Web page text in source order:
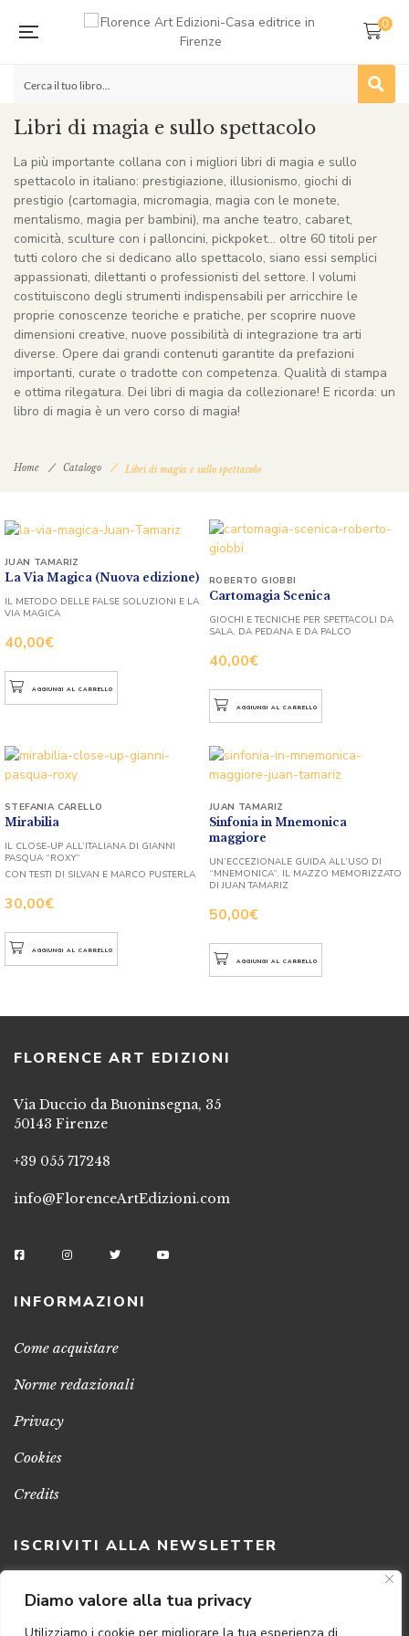
Diamo valore alla tua privacy
0
Libri di magia e sullo spettacolo
La più importante collana con i migliori libri di magia e sullo
spettacolo in italiano: prestigiazione, illusionismo, giochi di
prestigio (cartomagia, micromagia, magia con le monete,
mentalismo, magia per bambini), ma anche teatro, cabaret,
comicità, sculture con i palloncini, pickpoket… oltre 60 titoli per
tutti coloro che si dedicano allo spettacolo, siano essi semplici
appassionati, dilettanti o professionisti del settore. I volumi
costituiscono degli strumenti indispensabili per arricchire le
proprie conoscenze teoriche e pratiche, per scoprire nuove
dimensioni creative, nuove possibilità di integrazione tra arti
diverse. Opere dai grandi contenuti garantite da prefazioni
importanti, curate o tradotte con competenza. Qualità di stampa
e ottima rilegatura. Dei libri di magia da collezionare! E ricorda: un
libro di magia è un vero corso di magia!
Home Catalogo Libri di magia e sullo spettacolo
La Via Magica (Nuova edizione)
40,00€
JUAN TAMARIZ
IL METODO DELLE FALSE SOLUZIONI E LA
VIA MAGICA
AGGIUNGI AL CARRELLO
Cartomagia Scenica
40,00€
ROBERTO GIOBBI
GIOCHI E TECNICHE PER SPETTACOLI DA
SALA, DA PEDANA E DA PALCO
AGGIUNGI AL CARRELLO
Mirabilia
30,00€
STEFANIA CARELLO
IL CLOSE-UP ALL’ITALIANA DI GIANNI
PASQUA “ROXY”
CON TESTI DI SILVAN E MARCO PUSTERLA
AGGIUNGI AL CARRELLO
Sinfonia in Mnemonica
maggiore
50,00€
JUAN TAMARIZ
UN’ECCEZIONALE GUIDA ALL’USO DI
“MNEMONICA”, IL MAZZO MEMORIZZATO
DI JUAN TAMARIZ
AGGIUNGI AL CARRELLO
FLORENCE ART EDIZIONI
Via Duccio da Buoninsegna, 35
50143 Firenze
+39 055 717248
info@FlorenceArtEdizioni.com
INFORMAZIONI
Come acquistare
Norme redazionali
Privacy
Cookies
Credits
ISCRIVITI ALLA NEWSLETTER
Clicca sul pulsante per ricevere le nostre ultime novità,
notizie e promozioni